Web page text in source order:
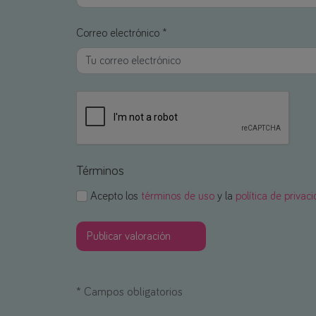
Correo electrónico *
Términos
Acepto los términos de uso y la política de
* Campos obligatorios